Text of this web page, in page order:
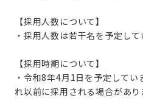
【採用人数について】
・採用人数は若干名を予定して
【採用時期について】
・令和8年4月1日を予定して
れ以前に採用される場合があり